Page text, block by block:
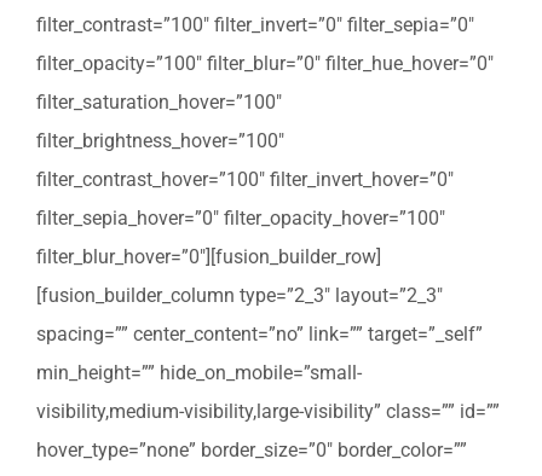
filter_contrast=”100″ filter_invert=”0″ filter_sepia=”0″
filter_opacity=”100″ filter_blur=”0″ filter_hue_hover=”0″
filter_saturation_hover=”100″
filter_brightness_hover=”100″
filter_contrast_hover=”100″ filter_invert_hover=”0″
filter_sepia_hover=”0″ filter_opacity_hover=”100″
filter_blur_hover=”0″][fusion_builder_row]
[fusion_builder_column type=”2_3″ layout=”2_3″
spacing=”” center_content=”no” link=”” target=”_self”
min_height=”” hide_on_mobile=”small-
visibility,medium-visibility,large-visibility” class=”” id=””
hover_type=”none” border_size=”0″ border_color=””